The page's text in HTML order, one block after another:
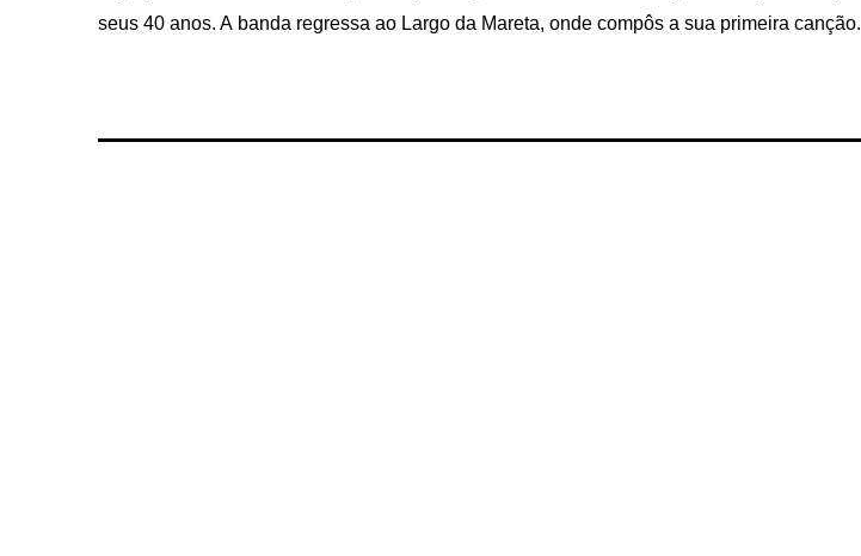
seus 40 anos. A banda regressa ao Largo da Mareta, onde compôs a sua primeira canção.